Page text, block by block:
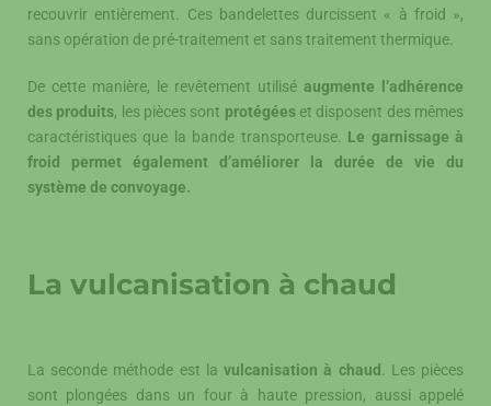
recouvrir entièrement. Ces bandelettes durcissent « à froid »,
sans opération de pré-traitement et sans traitement thermique.
De cette manière, le revêtement utilisé augmente l’adhérence
des produits, les pièces sont protégéeset disposent des mêmes
caractéristiques que la bande transporteuse. Le garnissage à
froid permet également d’améliorer la durée de vie du
système de convoyage.
La vulcanisation à chaud
La seconde méthode est lavulcanisation à chaud . Les pièces
sont plongées dans un four à haute pression, aussi appelé